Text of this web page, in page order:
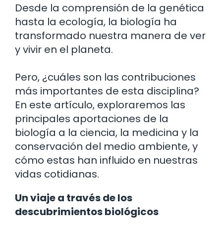
Desde la comprensión de la genética
hasta la ecología, la biología ha
transformado nuestra manera de ver
y vivir en el planeta.
Pero, ¿cuáles son las contribuciones
más importantes de esta disciplina?
En este artículo, exploraremos las
principales aportaciones de la
biología a la ciencia, la medicina y la
conservación del medio ambiente, y
cómo estas han influido en nuestras
vidas cotidianas.
Un viaje a través de los
descubrimientos biológicos